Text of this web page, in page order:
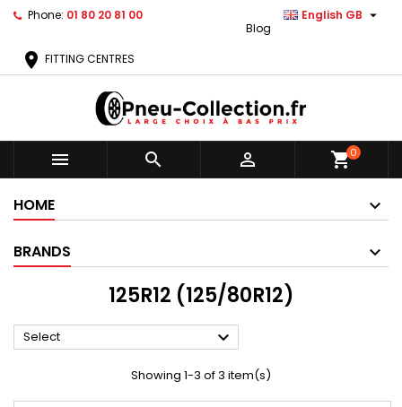
Phone: 01 80 20 81 00 English GB 
Blog
location_on FITTING CENTRES
   shopping_cart0
HOME
BRANDS
125R12 (125/80R12)
Select 
Showing 1-3 of 3 item(s)